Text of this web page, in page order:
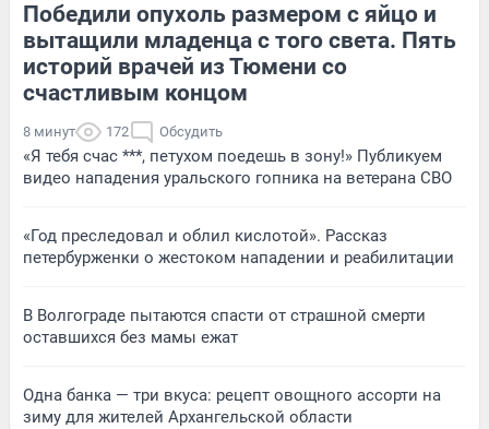
Победили опухоль размером с яйцо и
вытащили младенца с того света. Пять
историй врачей из Тюмени со
счастливым концом
8 минут 172 Обсудить
«Я тебя счас ***, петухом поедешь в зону!» Публикуем
видео нападения уральского гопника на ветерана СВО
«Год преследовал и облил кислотой». Рассказ
петербурженки о жестоком нападении и реабилитации
В Волгограде пытаются спасти от страшной смерти
оставшихся без мамы ежат
Одна банка — три вкуса: рецепт овощного ассорти на
зиму для жителей Архангельской области